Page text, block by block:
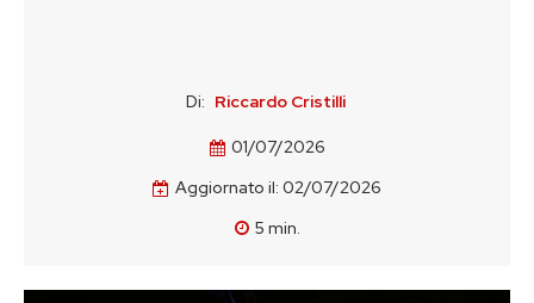
Di: Riccardo Cristilli
01/07/2026
Aggiornato il: 02/07/2026
5 min.